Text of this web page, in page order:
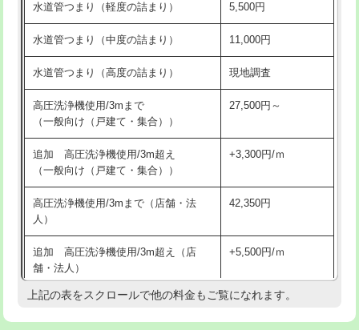
洗面台設置 38,500円
化粧台設置 22,000円
追加人工 16,500円
廃棄・処分 現場見積
※給水管工事は20mmまでの価格です。
交換・取付(排水栓・排水トラップ
22,000円+材料費
持込商品取付（混合水栓）
持込商品取付（浄水器・分岐水栓） 16,500円
業）
排水管工事（追加 排水管工事/3ｍ超
え）
マス交換（土の掘削・埋め戻し作業） 11,000円~
水道管つまり（軽度の詰まり） 5,500円
水道管つまり（中度の詰まり） 11,000円
水道管つまり（高度の詰まり） 現地調査
高圧洗浄機使用/3mまで
（一般向け（戸建て・集合））
27,500円～
追加 高圧洗浄機使用/3m超え
（一般向け（戸建て・集合））
+3,300円/ｍ
高圧洗浄機使用/3mまで（店舗・法
人）
42,350円
追加 高圧洗浄機使用/3m超え（店
舗・法人）
+5,500円/ｍ
高度高圧洗浄換 現地調査
上記の表をスクロールで他の料金もご覧になれます。